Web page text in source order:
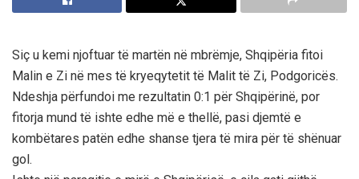
Siç u kemi njoftuar të martën në mbrëmje, Shqipëria fitoi
Malin e Zi në mes të kryeqytetit të Malit të Zi, Podgoricës.
Ndeshja përfundoi me rezultatin 0:1 për Shqipërinë, por
fitorja mund të ishte edhe më e thellë, pasi djemtë e
kombëtares patën edhe shanse tjera të mira për të shënuar
gol.